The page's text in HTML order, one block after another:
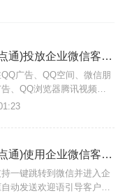
腾讯广告(广点通)投放企业微信客服OCPC长按识别/成功加粉回传
广告、QQ空间、微信朋
、QQ浏览器腾讯视频等
微信客服发送欢迎语；3
幅降低推广成本。
腾讯广告(广点通)使用企业微信客服模式引流联调转化回传配置教程
一键跳转到微信并进入企
动发送欢迎语引导客户点